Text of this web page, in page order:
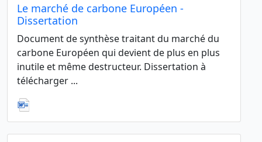
Le marché de carbone Européen -
Dissertation
Document de synthèse traitant du marché du
carbone Européen qui devient de plus en plus
inutile et même destructeur. Dissertation à
télécharger ...